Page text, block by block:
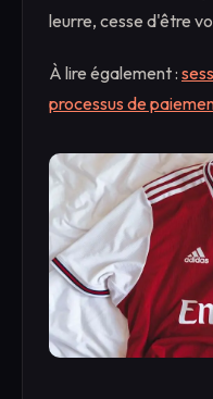
leurre, cesse d'être
À lire également :
processus de